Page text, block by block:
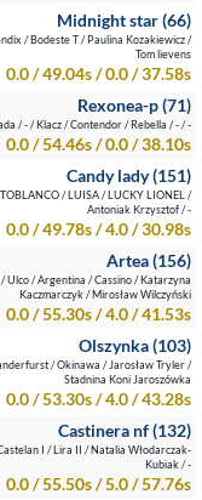
Midnight star (66)
/ Bodeste T / Paulina Kozakiewicz /
Tom lievens
0.0 / 49.04s / 0.0 / 37.58s
Rexonea-p (71)
/ - / Klacz / Contendor / Rebella / - / -
0.0 / 54.46s / 0.0 / 38.10s
Candy lady (151)
/ LUISA / LUCKY LIONEL /
Antoniak Krzysztof / -
0.0 / 49.78s / 4.0 / 30.98s
Artea (156)
Ulco / Argentina / Cassino / Katarzyna
Kaczmarczyk / Mirosław Wilczyński
0.0 / 55.30s / 4.0 / 41.53s
Olszynka (103)
/ Okinawa / Jarosław Tryler /
Stadnina Koni Jaroszówka
0.0 / 53.30s / 4.0 / 43.28s
Castinera nf (132)
I / Lira II / Natalia Włodarczak-
Kubiak / -
0.0 / 55.50s / 5.0 / 57.76s